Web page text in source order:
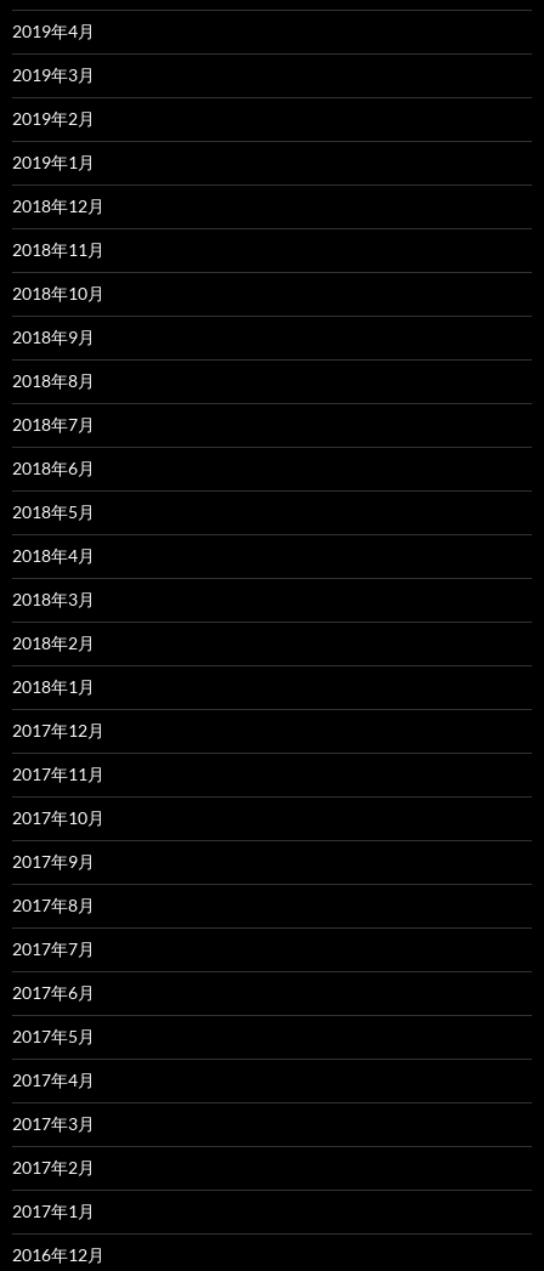
2019年4月
2019年3月
2019年2月
2019年1月
2018年12月
2018年11月
2018年10月
2018年9月
2018年8月
2018年7月
2018年6月
2018年5月
2018年4月
2018年3月
2018年2月
2018年1月
2017年12月
2017年11月
2017年10月
2017年9月
2017年8月
2017年7月
2017年6月
2017年5月
2017年4月
2017年3月
2017年2月
2017年1月
2016年12月